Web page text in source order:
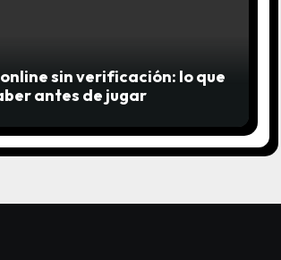
sin verificación: lo que
antes de jugar